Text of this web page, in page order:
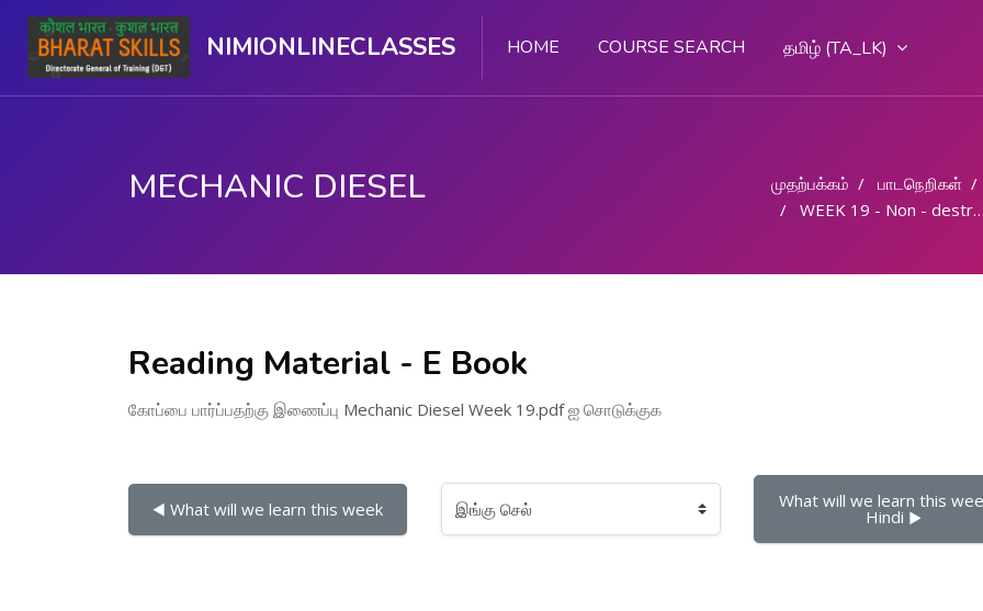
NIMIONLINECLASSES HOME COURSE SEARCH தமிழ் ‎(TA_LK)‎
MECHANIC DIESEL முதற்பக்கம் பாடநெறிகள்
WEEK 19 - Non - destructive testing methods
Reading Material - E Book
கோப்பை பார்ப்பதற்கு இணைப்பு Mechanic Diesel Week 19.pdfஐ சொடுக்குக
◀︎ What will we learn this week இங்கு செல் What will we learn this
Hindi ▶︎